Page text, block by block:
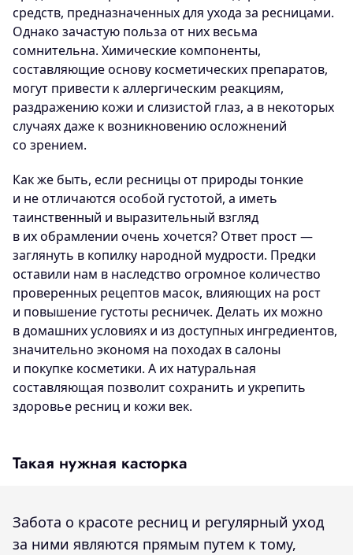
средств, предназначенных для ухода за ресницами.
Однако зачастую польза от них весьма
сомнительна. Химические компоненты,
составляющие основу косметических препаратов,
могут привести к аллергическим реакциям,
раздражению кожи и слизистой глаз, а в некоторых
случаях даже к возникновению осложнений
со зрением.
Как же быть, если ресницы от природы тонкие
и не отличаются особой густотой, а иметь
таинственный и выразительный взгляд
в их обрамлении очень хочется? Ответ прост —
заглянуть в копилку народной мудрости. Предки
оставили нам в наследство огромное количество
проверенных рецептов масок, влияющих на рост
и повышение густоты ресничек. Делать их можно
в домашних условиях и из доступных ингредиентов,
значительно экономя на походах в салоны
и покупке косметики. А их натуральная
составляющая позволит сохранить и укрепить
здоровье ресниц и кожи век.
Такая нужная касторка
Забота о красоте ресниц и регулярный уход
за ними являются прямым путем к тому,